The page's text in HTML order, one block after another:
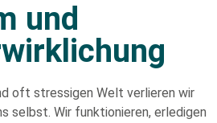
und
oft stressigen Welt verlieren wir
selbst. Wir funktionieren, erledigen